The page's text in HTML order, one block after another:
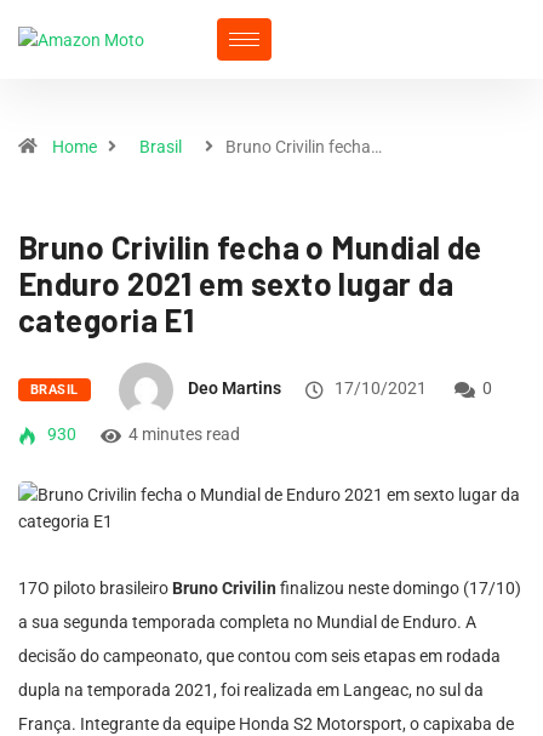
Home Brasil Bruno Crivilin fecha…
Bruno Crivilin fecha o Mundial de
Enduro 2021 em sexto lugar da
categoria E1
BRASIL Deo Martins 17/10/2021 0
930 4 minutes read
17O piloto brasileiro Bruno Crivilin finalizou neste domingo (17/10)
a sua segunda temporada completa no Mundial de Enduro. A
decisão do campeonato, que contou com seis etapas em rodada
dupla na temporada 2021, foi realizada em Langeac, no sul da
França. Integrante da equipe Honda S2 Motorsport, o capixaba de